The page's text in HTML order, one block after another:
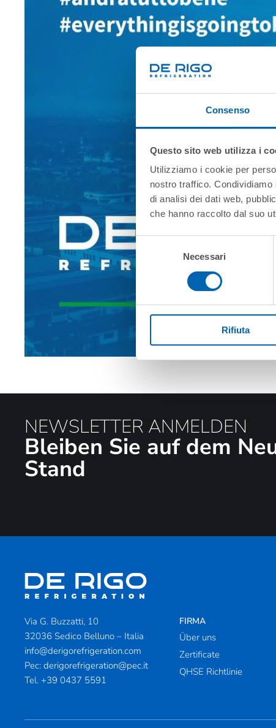
Consenso
Questo sito web utilizza i
Utilizziamo i cookie per
nostro traffico.
di analisi dei dati web,
che hanno raccolto dal suo
Selezione
del
Necessari
Rifiuta
NEWSLETTER ANMELDEN
Bleiben Sie auf dem
Stand
Via G. Buzzatti, 10
32036 Sedico Belluno – Italia
info@derigorefrigeration.com
Pec: derigorefrigeration@pec.it
Tel. +39 0437 5591
FIRMA
Über uns
Zertificate
QHSE Richtlinie